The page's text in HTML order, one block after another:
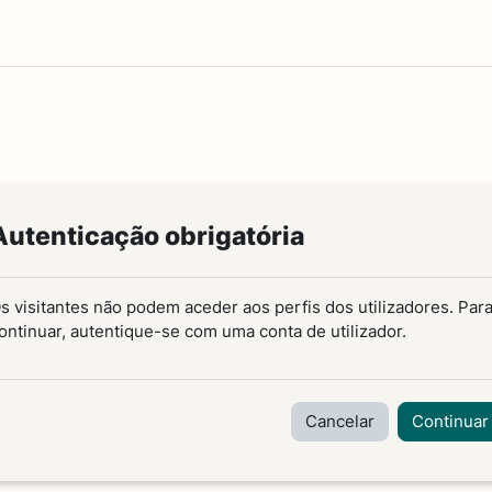
obrigatória
visitantes não podem aceder aos perfis dos utilizadores. Para
autentique-se com uma conta de utilizador.
Cancelar Continuar